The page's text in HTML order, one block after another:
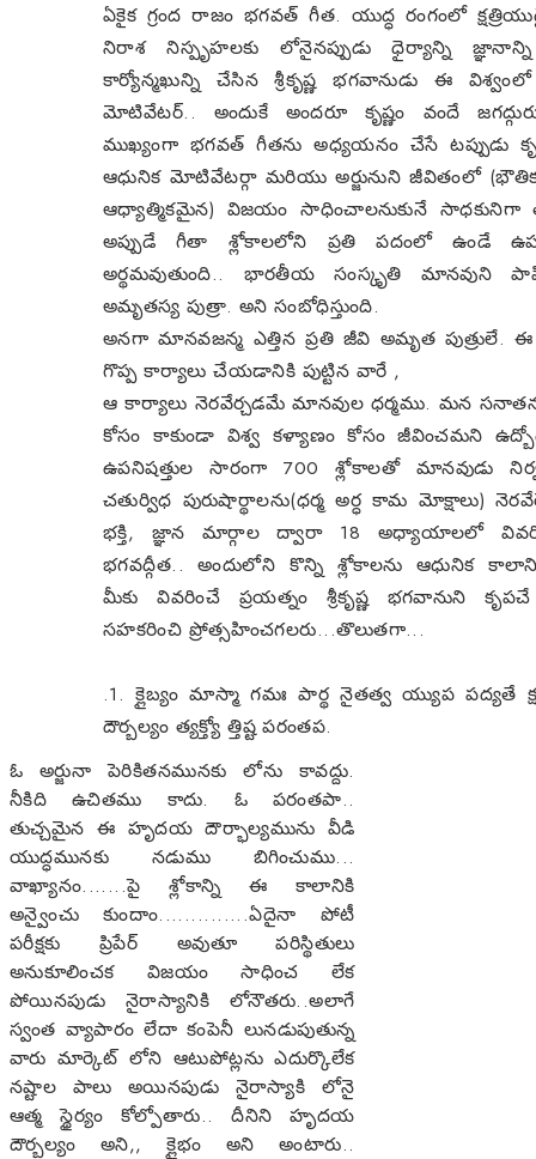
ఏకైక గ్రంద రాజం భగవత్ గీత. యుద్ధ రంగంలో
నిరాశ నిస్పృహలకు లోనైనప్పుడు ధైర్యాన్ని
కార్యోన్మఖున్ని చేసిన శ్రీకృష్ణ భగవానుడు ఈ
మోటివేటర్.. అందుకే అందరూ కృష్ణం వందే
ముఖ్యంగా భగవత్ గీతను అధ్యయనం చేసే టప్పుడు
ఆధునిక మోటివేటర్గా మరియు అర్జునుని జీవితంలో
ఆధ్యాత్మికమైన) విజయం సాధించాలనుకునే సాధకునిగా
అప్పుడే గీతా శ్లోకాలలోని ప్రతి పదంలో ఉండే
అర్థమవుతుంది.. భారతీయ సంస్కృతి మానవుని
అమృతస్య పుత్రా. అని సంబోధిస్తుంది.
అనగా మానవజన్మ ఎత్తిన ప్రతి జీవి అమృత పుత్రులే.
గొప్ప కార్యాలు చేయడానికి పుట్టిన వారే ,
ఆ కార్యాలు నెరవేర్చడమే మానవుల ధర్మము. మన సనాతన
కోసం కాకుండా విశ్వ కళ్యాణం కోసం జీవించమని
ఉపనిషత్తుల సారంగా 700 శ్లోకాలతో మానవుడు
చతుర్విధ పురుషార్థాలను(ధర్మ అర్ధ కామ మోక్షాలు)
భక్తి, జ్ఞాన మార్గాల ద్వారా 18 అధ్యాయాలలో
భగవద్గీత.. అందులోని కొన్ని శ్లోకాలను ఆధునిక
మీకు వివరించే ప్రయత్నం శ్రీకృష్ణ భగవానుని కృపచే
సహకరించి ప్రోత్సహించగలరు...తొలుతగా...
.1. క్లైబ్యం మాస్మా గమః పార్థ నైతత్వ య్యుప పద్యతే
దౌర్బల్యం త్యక్త్యో త్తిష్ట పరంతప.
ఓ అర్జునా పెరికితనమునకు లోను కావద్దు.
నీకిది ఉచితము కాదు. ఓ పరంతపా..
తుచ్చమైన ఈ హృదయ దౌర్భాల్యమును వీడి
యుద్ధమునకు నడుము బిగించుము...
వాఖ్యానం.......పై శ్లోకాన్ని ఈ కాలానికి
అన్వైంచు కుందాం..............ఏదైనా పోటీ
పరీక్షకు ప్రిపేర్ అవుతూ పరిస్థితులు
అనుకూలించక విజయం సాధించ లేక
పోయినపుడు నైరాస్యానికి లోనౌతరు..అలాగే
స్వంత వ్యాపారం లేదా కంపెనీ లునడుపుతున్న
వారు మార్కెట్ లోని ఆటుపోట్లను ఎదుర్కొలేక
నష్టాల పాలు అయినపుడు నైరాస్యాకి లోనై
ఆత్మ స్థైర్యం కోల్పోతారు.. దీనిని హృదయ
దౌర్బల్యం అని,, క్లైభం అని అంటారు..